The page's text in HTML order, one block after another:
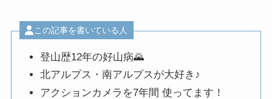
この記事を書いている人
登山歴12年の好山病🌄
北アルプス・南アルプスが大好き♪
アクションカメラを7年間 使ってます！